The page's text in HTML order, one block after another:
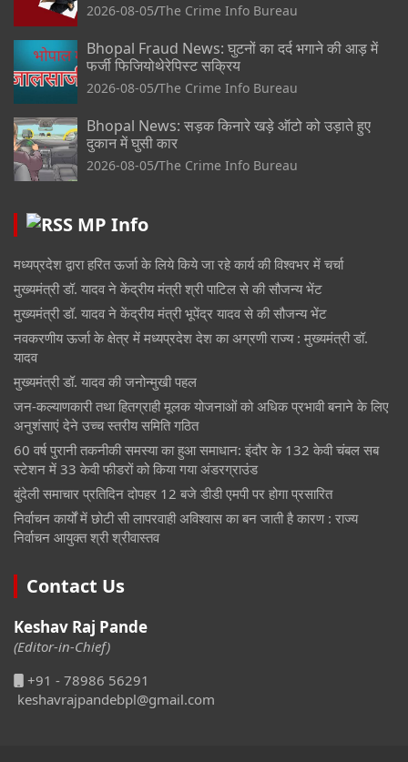
2026-08-05 The Crime Info Bureau
Bhopal Fraud News: घुटनों का दर्द भगाने की आड़ में
फर्जी फिजियोथेरेपिस्ट सक्रिय
2026-08-05 The Crime Info Bureau
Bhopal News: सड़क किनारे खड़े ऑटो को उड़ाते हुए
दुकान में घुसी कार
2026-08-05 The Crime Info Bureau
MP Info
मध्यप्रदेश द्वारा हरित ऊर्जा के लिये किये जा रहे कार्य की विश्वभर में चर्चा
मुख्यमंत्री डॉ. यादव ने केंद्रीय मंत्री श्री पाटिल से की सौजन्य भेंट
मुख्यमंत्री डॉ. यादव ने केंद्रीय मंत्री भूपेंद्र यादव से की सौजन्य भेंट
नवकरणीय ऊर्जा के क्षेत्र में मध्यप्रदेश देश का अग्रणी राज्य : मुख्यमंत्री डॉ.
यादव
मुख्यमंत्री डॉ. यादव की जनोन्मुखी पहल
जन-कल्याणकारी तथा हितग्राही मूलक योजनाओं को अधिक प्रभावी बनाने के लिए
अनुशंसाएं देने उच्च स्तरीय समिति गठित
60 वर्ष पुरानी तकनीकी समस्या का हुआ समाधान: इंदौर के 132 केवी चंबल सब
स्टेशन में 33 केवी फीडरों को किया गया अंडरग्राउंड
बुंदेली समाचार प्रतिदिन दोपहर 12 बजे डीडी एमपी पर होगा प्रसारित
निर्वाचन कार्यों में छोटी सी लापरवाही अविश्वास का बन जाती है कारण : राज्य
निर्वाचन आयुक्त श्री श्रीवास्तव
Contact Us
Keshav Raj Pande
(Editor-in-Chief)
+91 - 78986 56291
keshavrajpandebpl@gmail.com